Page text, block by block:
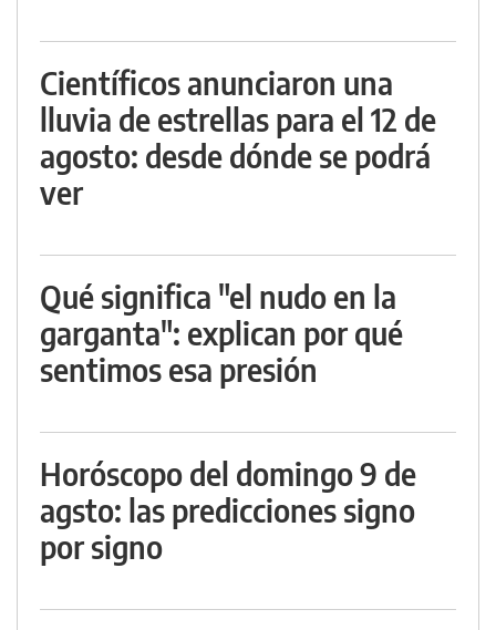
Científicos anunciaron una
lluvia de estrellas para el 12 de
agosto: desde dónde se podrá
ver
Qué significa "el nudo en la
garganta": explican por qué
sentimos esa presión
Horóscopo del domingo 9 de
agsto: las predicciones signo
por signo